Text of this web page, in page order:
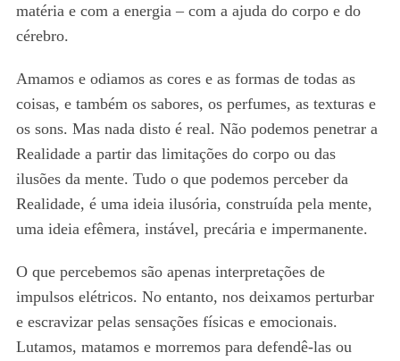
matéria e com a energia – com a ajuda do corpo e do
cérebro.
Amamos e odiamos as cores e as formas de todas as
coisas, e também os sabores, os perfumes, as texturas e
os sons. Mas nada disto é real. Não podemos penetrar a
Realidade a partir das limitações do corpo ou das
ilusões da mente. Tudo o que podemos perceber da
Realidade, é uma ideia ilusória, construída pela mente,
uma ideia efêmera, instável, precária e impermanente.
O que percebemos são apenas interpretações de
impulsos elétricos. No entanto, nos deixamos perturbar
e escravizar pelas sensações físicas e emocionais.
Lutamos, matamos e morremos para defendê-las ou